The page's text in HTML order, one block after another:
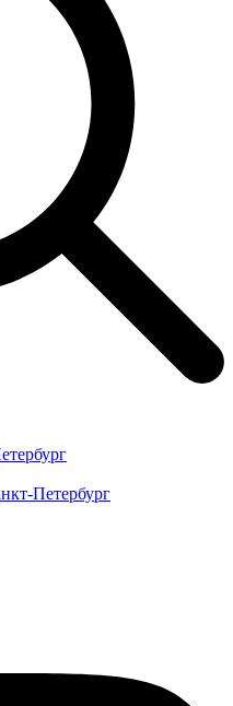
Петербург